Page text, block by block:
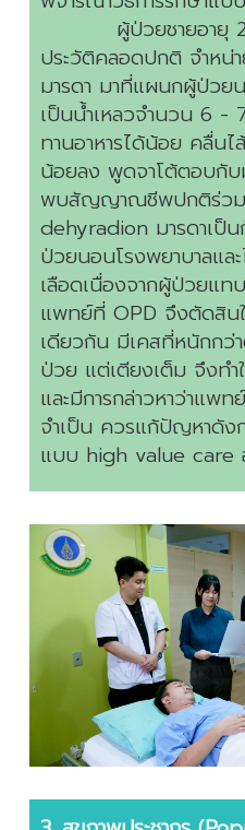
ผู้ป่วยชายอายุ
ประวัติคลอดปกติ จำหน่
มารดา มาที่แผนกผู้ป่วย
เป็นน้ำเหลวจำนวน 6 -
ทานอาหารได้น้อย คลื่นไ
น้อยลง พูดจาโต้ตอบกับ
พบสัญญาณชีพปกติร่ว
dehyradion มารดาเป็
ป่วยนอนโรงพยาบาลแล
เลือดเนื่องจากผู้ป่วยแท
แพทย์ที่ OPD จึงตัดสิน
เดียวกัน มีเคสที่หนักกว่
ป่วย แต่เตียงเต็ม จึงทำ
และมีการกล่าวหาว่าแพ
จำเป็น ควรแก้ปัญหาดัง
แบบ high value care